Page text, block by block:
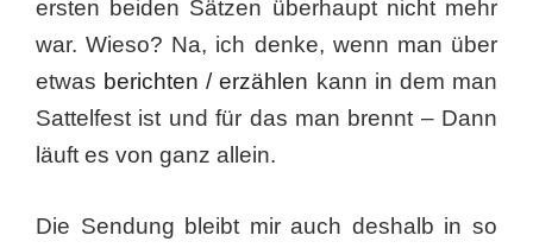
ersten beiden Sätzen überhaupt nicht mehr
war. Wieso? Na, ich denke, wenn man über
etwas berichten / erzählen kann in dem man
Sattelfest ist und für das man brennt – Dann
läuft es von ganz allein.
Die Sendung bleibt mir auch deshalb in so